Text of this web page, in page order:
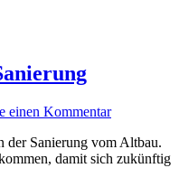
einen Kommentar
der Sanierung vom Altbau.
damit sich zukünftig